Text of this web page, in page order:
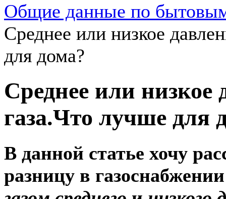
Общие данные по
Среднее или низкое
для дома?
Среднее или низкое
газа.Что лучше для
В данной статье хочу
разницу в